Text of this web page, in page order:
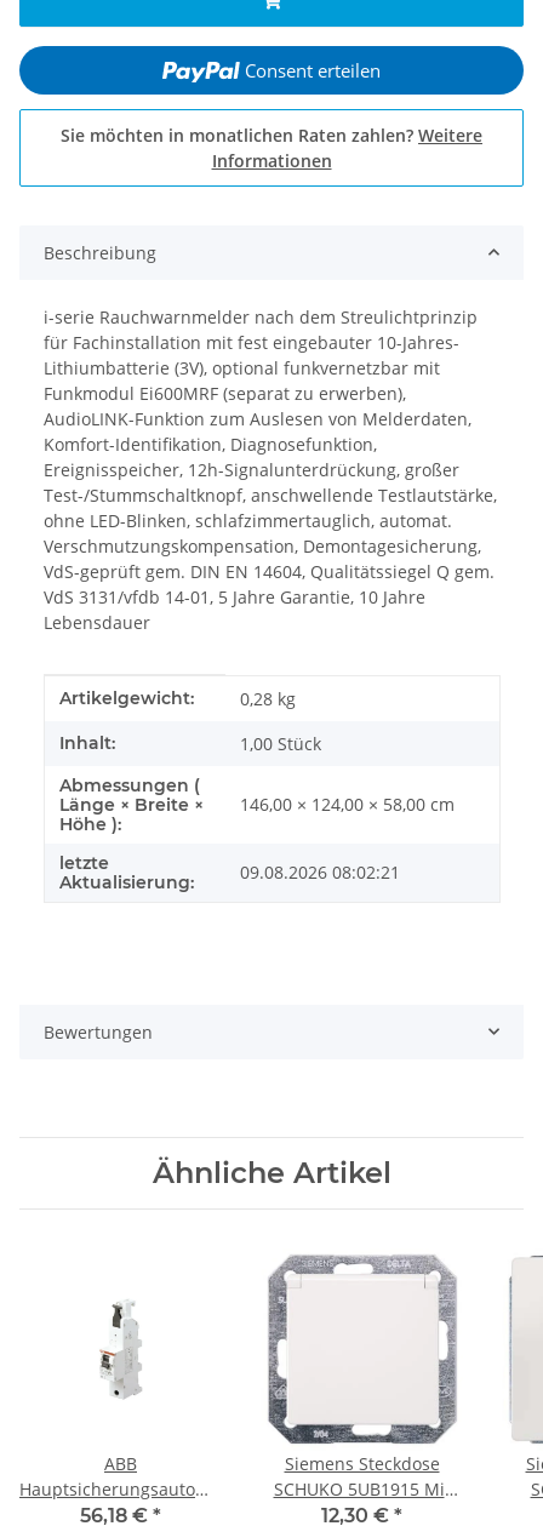
Consent erteilen
Sie möchten in monatlichen Raten zahlen? Weitere
Informationen
Beschreibung
i-serie Rauchwarnmelder nach dem Streulichtprinzip
für Fachinstallation mit fest eingebauter 10-Jahres-
Lithiumbatterie (3V), optional funkvernetzbar mit
Funkmodul Ei600MRF (separat zu erwerben),
AudioLINK-Funktion zum Auslesen von Melderdaten,
Komfort-Identifikation, Diagnosefunktion,
Ereignisspeicher, 12h-Signalunterdrückung, großer
Test-/Stummschaltknopf, anschwellende Testlautstärke,
ohne LED-Blinken, schlafzimmertauglich, automat.
Verschmutzungskompensation, Demontagesicherung,
VdS-geprüft gem. DIN EN 14604, Qualitätssiegel Q gem.
VdS 3131/vfdb 14-01, 5 Jahre Garantie, 10 Jahre
Lebensdauer
Produkteigenschaft
Wert
Artikelgewicht: 0,28 kg
Inhalt: 1,00 Stück
Abmessungen (
Länge × Breite ×
Höhe ):
146,00 × 124,00 × 58,00 cm
letzte
Aktualisierung:
09.08.2026 08:02:21
Bewertungen
Ähnliche Artikel
ABB
Hauptsicherungsautomat
S751-E35L1 1polig
56,18 € *
Siemens Steckdose
SCHUKO 5UB1915 Mit
Klappdeckel titanweiss
12,30 € *